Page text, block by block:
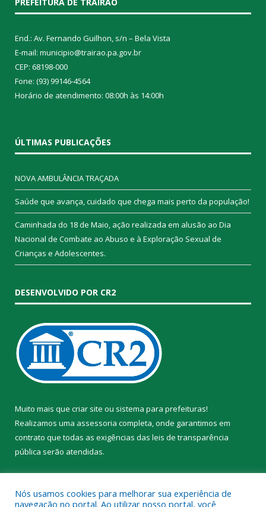
End.: Av. Fernando Guilhon, s/n – Bela Vista
E-mail: municipio@trairao.pa.gov.br
CEP: 68198-000
Fone: (93) 99146-4564
Horário de atendimento: 08:00h às 14:00h
ÚLTIMAS PUBLICAÇÕES
NOVA AMBULÂNCIA TRAÇADA
Saúde que avança, cuidado que chega mais perto da população!
Caminhada do 18 de Maio, ação realizada em alusão ao Dia
Nacional de Combate ao Abuso e à Exploração Sexual de
Crianças e Adolescentes.
DESENVOLVIDO POR CR2
Muito mais que criar site ou sistema para prefeituras!
Realizamos uma assessoria completa, onde garantimos em
contrato que todas as exigências das leis de transparência
pública serão atendidas.
Nós usamos cookies para melhorar sua experiência de
navegação no portal. Ao utilizar nosso portal, você